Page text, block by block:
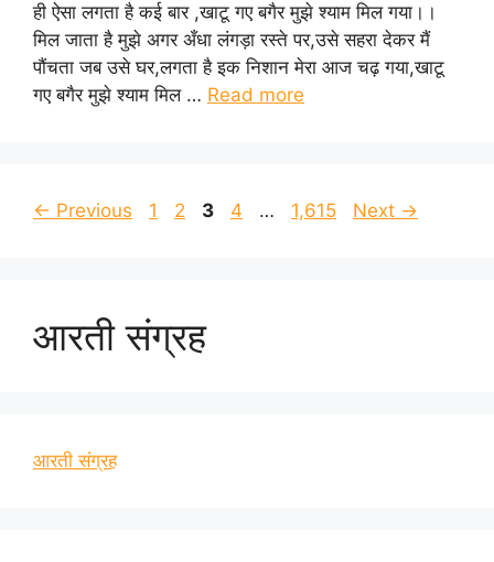
ही ऐसा लगता है कई बार ,खाटू गए बगैर मुझे श्याम मिल गया।।
मिल जाता है मुझे अगर अँधा लंगड़ा रस्ते पर,उसे सहरा देकर मैं
पौंचता जब उसे घर,लगता है इक निशान मेरा आज चढ़ गया,खाटू
गए बगैर मुझे श्याम मिल … Read more
← Previous Page
1 Page
2 Page
3 Page
4 … Page
1,615 Next →
आरती संग्रह
आरती संग्रह